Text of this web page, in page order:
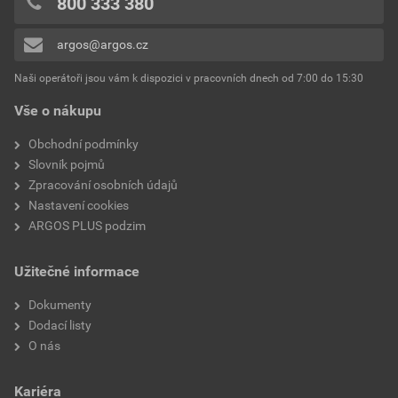
Barva izolace
Přidávat hodnocení může pouze přihlášený uživatel.
Vše o nákupu
Obchodní podmínky
Slovník pojmů
Zpracování osobních údajů
Nastavení cookies
ARGOS PLUS podzim
Užitečné informace
Dokumenty
Dodací listy
O nás
Kariéra
argos@argos.cz
Naši operátoři jsou vám k dispozici v pracovních dnech od 7:00 do 15:30